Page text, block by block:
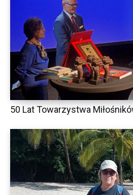
50 Lat Towarzystwa